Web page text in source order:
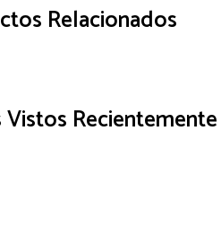
Relacionados
Recientemente